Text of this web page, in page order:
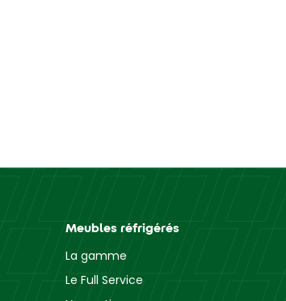
Meubles réfrigérés
La gamme
Le Full Service